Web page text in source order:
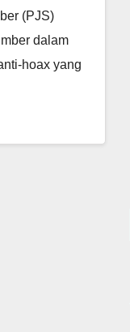
(PJS)
dalam
hoax yang